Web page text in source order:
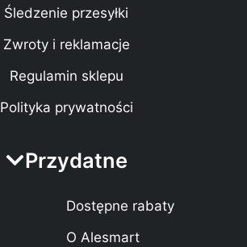
Śledzenie przesyłki
Zwroty i reklamacje
Regulamin sklepu
Polityka prywatności
Przydatne
Dostępne rabaty
O Alesmart